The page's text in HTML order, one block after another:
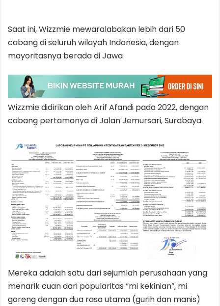
Saat ini, Wizzmie mewaralabakan lebih dari 50
cabang di seluruh wilayah Indonesia, dengan
mayoritasnya berada di Jawa
Wizzmie didirikan oleh Arif Afandi pada 2022, dengan
cabang pertamanya di Jalan Jemursari, Surabaya.
Mereka adalah satu dari sejumlah perusahaan yang
menarik cuan dari popularitas “mi kekinian”, mi
goreng dengan dua rasa utama (gurih dan manis)